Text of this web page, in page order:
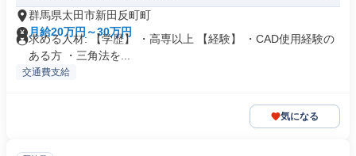
群馬県太田市新田反町町
月給20万円～30万円
求める人材: 【学歴】 ・高専以上 【経験】 ・CAD使用経験の
ある方 ・三角法を...
交通費支給
気になる